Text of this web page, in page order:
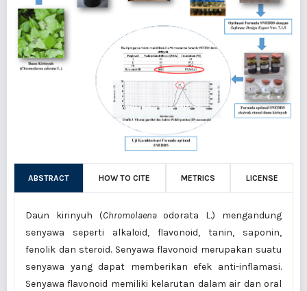
ABSTRACT HOW TO CITE METRICS LICENSE
Daun kirinyuh (Chromolaenaodorata L.) mengandung
senyawa seperti alkaloid, flavonoid, tanin, saponin,
fenolik dan steroid. Senyawa flavonoid merupakan suatu
senyawa yang dapat memberikan efek anti-inflamasi.
Senyawa flavonoid memiliki kelarutan dalam air dan oral